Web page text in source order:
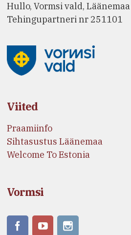
Hullo, Vormsi vald, Läänemaa
Tehingupartneri nr 251101
Viited
Praamiinfo
Sihtasustus Läänemaa
Welcome To Estonia
Vormsi